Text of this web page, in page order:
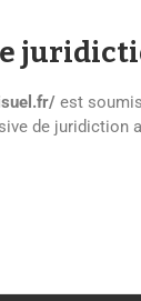
est
de juridiction